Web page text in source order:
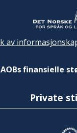
av
finansielle
Private